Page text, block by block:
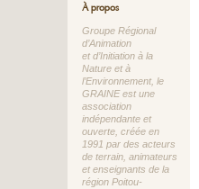
À propos
Groupe Régional
d’Animation
et d’Initiation à la
Nature et à
l’Environnement, le
GRAINE est une
association
indépendante et
ouverte, créée en
1991 par des acteurs
de terrain, animateurs
et enseignants de la
région Poitou-